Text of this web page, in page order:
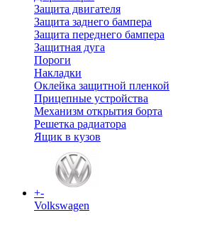
Защита двигателя
Защита заднего бампера
Защита переднего бампера
Защитная дуга
Пороги
Накладки
Оклейка защитной пленкой
Прицепные устройства
Механизм открытия борта
Решетка радиатора
Ящик в кузов
+-
Volkswagen